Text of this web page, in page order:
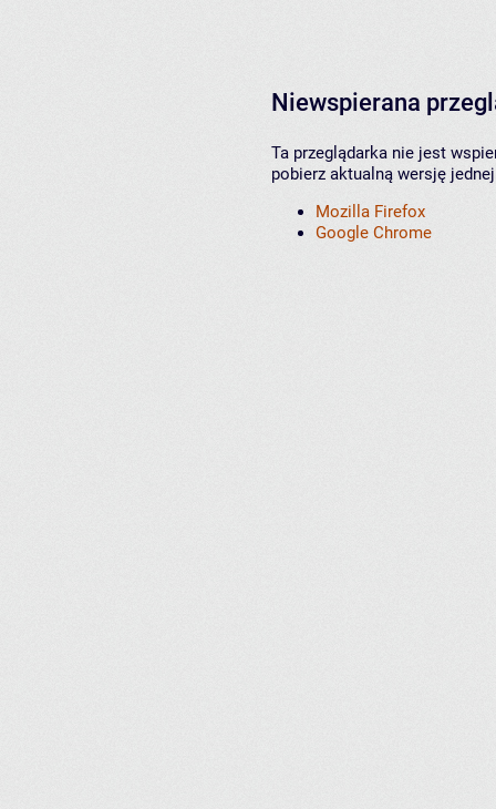
Niewspierana
Ta przeglądarka nie jest
pobierz aktualną wersję
Mozilla Firefox
Google Chrome